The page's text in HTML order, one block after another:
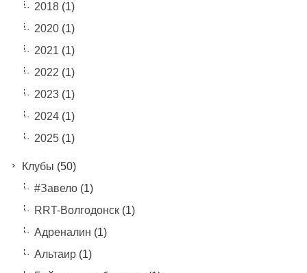
2018(1)
2020(1)
2021(1)
2022 (1)
2023(1)
2024(1)
2025(1)
Клубы (50)
#Завело(1)
RRT-Волгодонск(1)
Адреналин (1)
Альтаир(1)